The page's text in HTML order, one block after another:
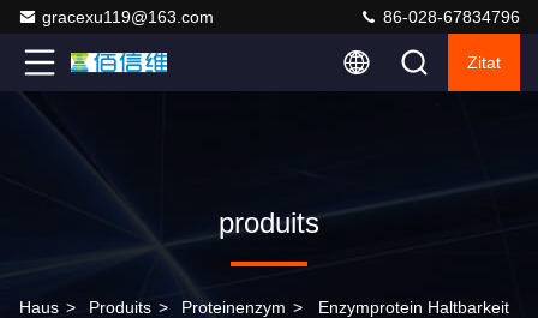
gracexu119@163.com 86-028-67834796
Zitat
produits
Haus > Produits > Proteinenzym > Enzymprotein Haltbarkeit